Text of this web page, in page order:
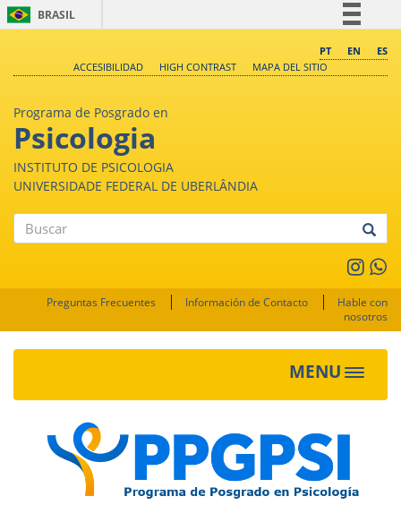
BRASIL
Comunica BR
PT EN
ES
ACCESIBILIDAD
HIGH CONTRAST MAPA DEL SITIO
Programa de Posgrado en
Psicologia
INSTITUTO DE PSICOLOGIA
UNIVERSIDADE FEDERAL DE UBERLÂNDIA
Preguntas Frecuentes Información de Contacto
Hable con
nosotros
MENU
Toggle